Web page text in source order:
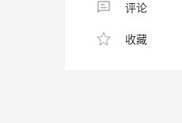
评论
收藏